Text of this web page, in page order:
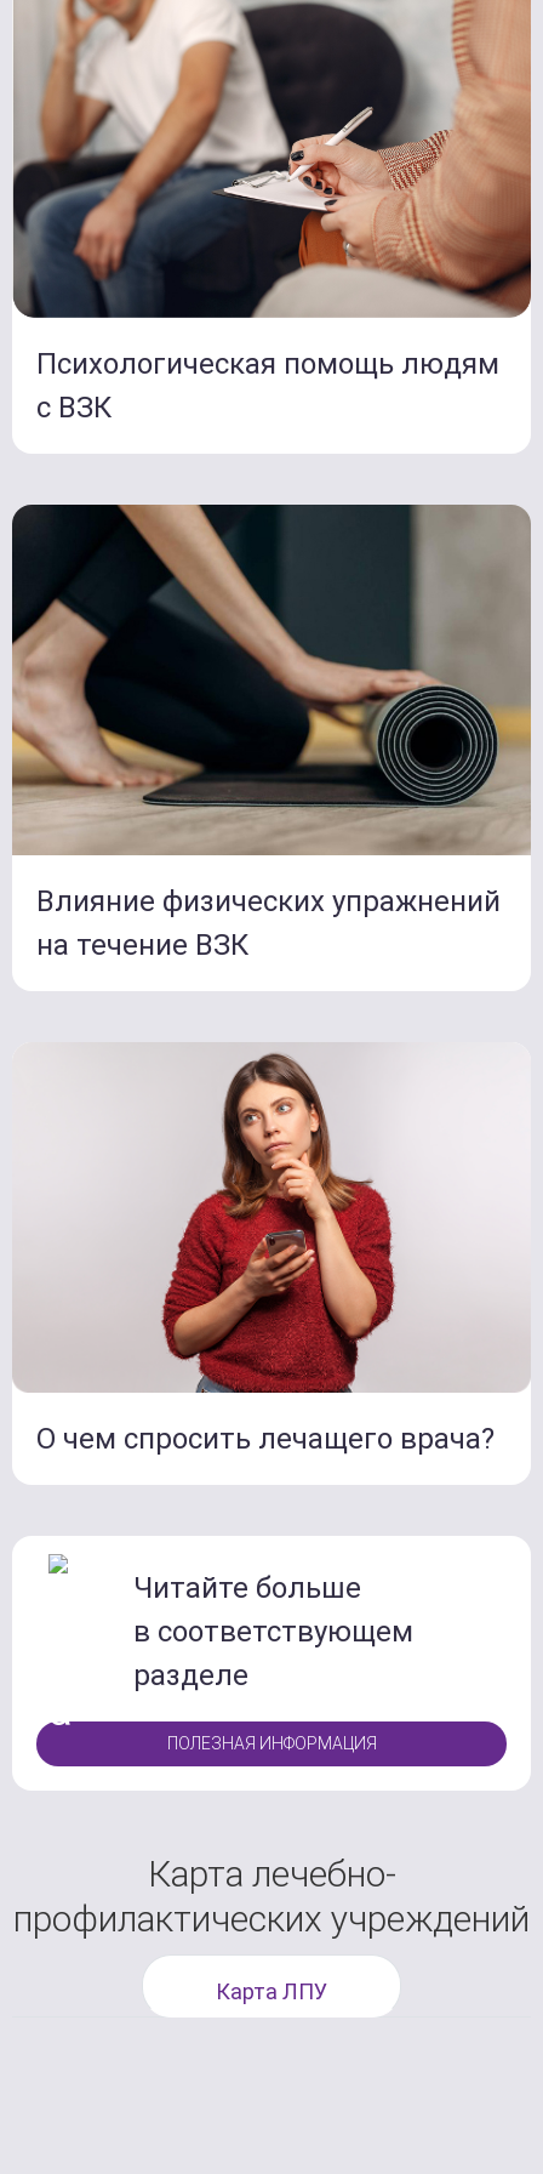
Психологическая помощь людям
с ВЗК
Влияние физических упражнений
на течение ВЗК
О чем спросить лечащего врача?
Читайте больше
в соответствующем
разделе
ПОЛЕЗНАЯ ИНФОРМАЦИЯ
Карта лечебно-
профилактических учреждений
Карта ЛПУ